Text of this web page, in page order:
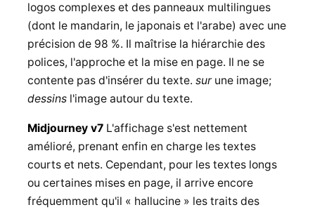
logos complexes et des panneaux multilingues
(dont le mandarin, le japonais et l'arabe) avec une
précision de 98 %. Il maîtrise la hiérarchie des
polices, l'approche et la mise en page. Il ne se
contente pas d'insérer du texte. surune image;
dessinsl'image autour du texte.
Midjourney v7L'affichage s'est nettement
amélioré, prenant enfin en charge les textes
courts et nets. Cependant, pour les textes longs
ou certaines mises en page, il arrive encore
fréquemment qu'il « hallucine » les traits des